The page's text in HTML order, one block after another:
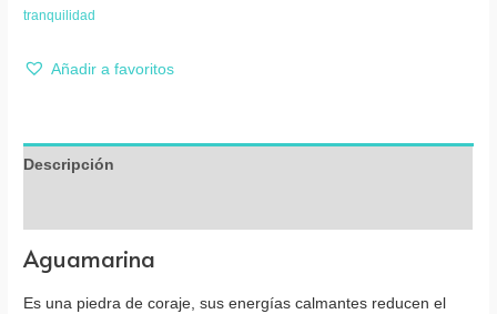
tranquilidad
Añadir a favoritos
Descripción
Aguamarina
Es una piedra de coraje, sus energías calmantes reducen el